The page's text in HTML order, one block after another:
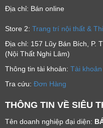
Địa chỉ: Bán online
Store 2: Trang trí nội thất &
Địa chỉ: 157 Lũy Bán Bích, P.
(Nội Thất Nghi Lâm)
Thông tin tài khoản: Tài
Tra cứu: Đơn Hàng
THÔNG TIN VỀ SIÊU
Tên doanh nghiệp đại diện: